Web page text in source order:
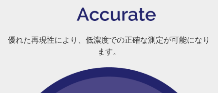
優れた再現性により、低濃度での正確な測定が可能になり
ます。